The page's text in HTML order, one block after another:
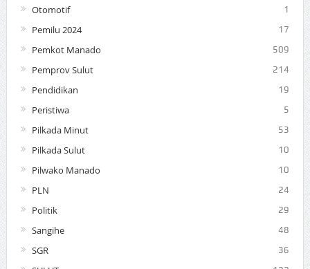
Otomotif 1
Pemilu 2024 17
Pemkot Manado 509
Pemprov Sulut 214
Pendidikan 19
Peristiwa 5
Pilkada Minut 53
Pilkada Sulut 10
Pilwako Manado 10
PLN 24
Politik 29
Sangihe 48
SGR 36